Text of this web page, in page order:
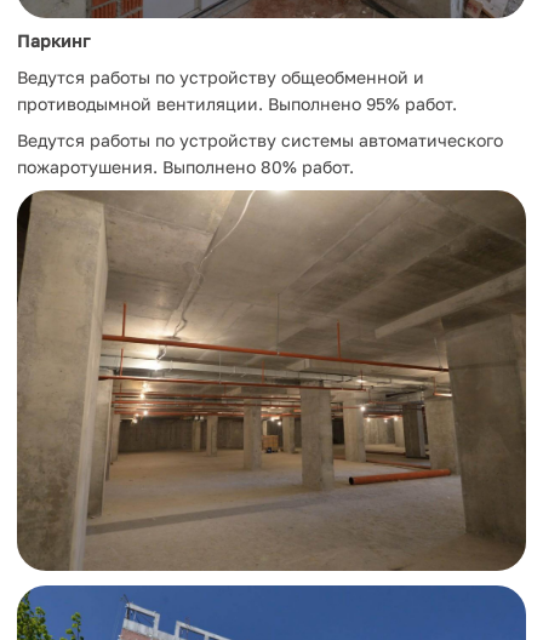
Паркинг
Ведутся работы по устройству общеобменной и
противодымной вентиляции. Выполнено 95% работ.
Ведутся работы по устройству системы автоматического
пожаротушения. Выполнено 80% работ.